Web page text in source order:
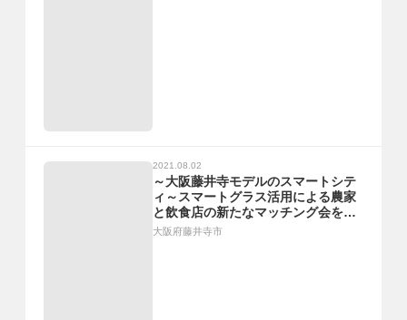
2021.08.02
～大阪藤井寺モデルのスマートシテ
ィ～スマートグラス活用による農家
と飲食店の新たなマッチング会を実
施しました！
大阪府藤井寺市